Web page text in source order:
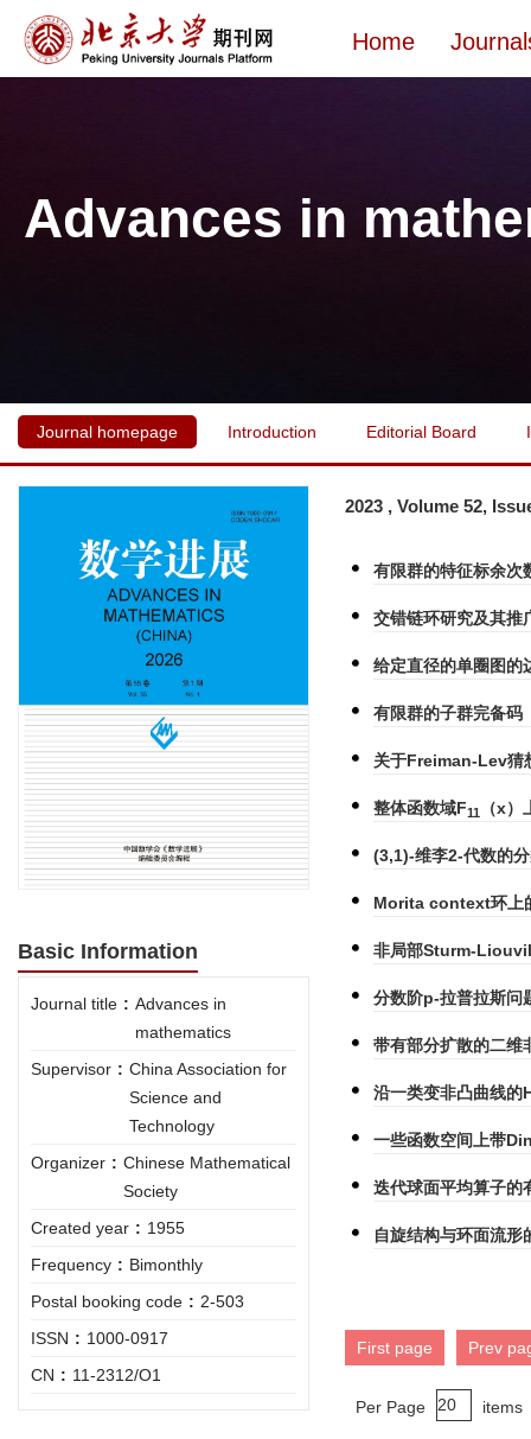
Home
Advances in
Journal homepage Introduction Editorial Board
Basic Information
Journal title : Advances in
mathematics
Supervisor : China Association for
Science and
Technology
Organizer : Chinese Mathematical
Society
Created year : 1955
Frequency : Bimonthly
Postal booking code : 2-503
ISSN : 1000-0917
CN : 11-2312/O1
2023 , Volume 52,
有限群的特征标余次
交错链环研究及其推
给定直径的单圈图的
有限群的子群完备码
关于Freiman-Lev猜
整体函数域F11 （x
(3,1)-维李2-代数的
Morita context环上
非局部Sturm-
分数阶p-拉普拉斯问
带有部分扩散的二维
沿一类变非凸曲线
一些函数空间上带
迭代球面平均算子的
自旋结构与环面流形
First page Prev
Per Page items